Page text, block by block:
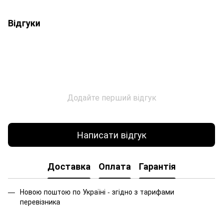
Відгуки
Додайте перший відгук
Написати відгук
Доставка Оплата Гарантія
Новою поштою по Україні - згідно з тарифами
перевізника